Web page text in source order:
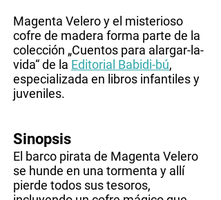
Magenta Velero y el misterioso
cofre de madera forma parte de la
colección „Cuentos para alargar-la-
vida“ de la Editorial Babidi-bú,
especializada en libros infantiles y
juveniles.
Sinopsis
El barco pirata de Magenta Velero
se hunde en una tormenta y allí
pierde todos sus tesoros,